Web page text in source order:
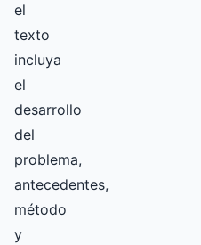
el
texto
incluya
el
desarrollo
del
problema,
antecedentes,
método
y